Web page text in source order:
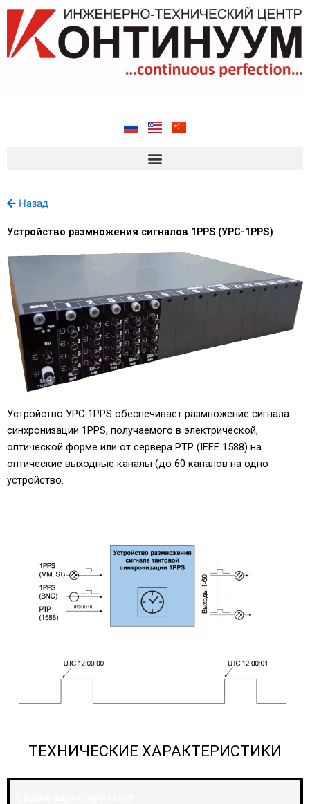
Перейти
содержимому
Назад
Устройство размножения сигналов 1PPS (УРС-1PPS)
Устройство УРС-1PPS обеспечивает размножение сигнала
синхронизации 1PPS, получаемого в электрической,
оптической форме или от сервера PTP (IEEE 1588) на
оптические выходные каналы (до 60 каналов на одно
устройство.
ТЕХНИЧЕСКИЕ ХАРАКТЕРИСТИКИ